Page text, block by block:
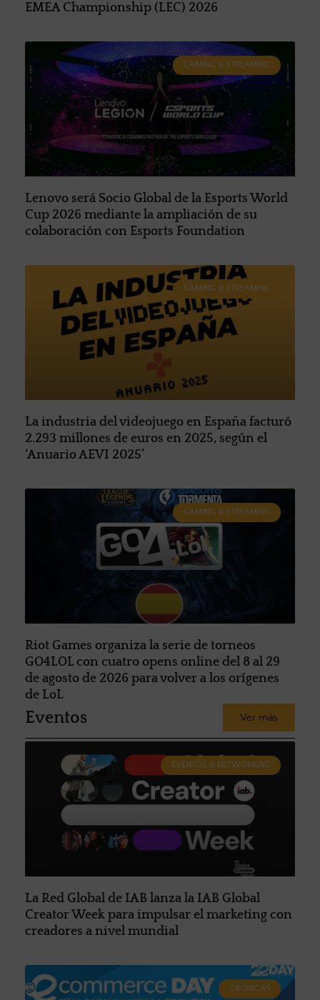
EMEA Championship (LEC) 2026
GAMING & STREAMING
Lenovo será Socio Global de la Esports World
Cup 2026 mediante la ampliación de su
colaboración con Esports Foundation
GAMING & STREAMING
La industria del videojuego en España facturó
2.293 millones de euros en 2025, según el
‘Anuario AEVI 2025’
GAMING & STREAMING
Riot Games organiza la serie de torneos
GO4LOL con cuatro opens online del 8 al 29
de agosto de 2026 para volver a los orígenes
de LoL
Eventos Ver más
EVENTOS & NETWORKING
La Red Global de IAB lanza la IAB Global
Creator Week para impulsar el marketing con
creadores a nivel mundial
CRÓNICAS